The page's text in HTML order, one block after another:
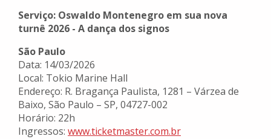
Serviço: Oswaldo Montenegro em sua nova
turnê 2026 - A dança dos signos
São Paulo
Data: 14/03/2026
Local: Tokio Marine Hall
Endereço: R. Bragança Paulista, 1281 – Várzea de
Baixo, São Paulo – SP, 04727-002
Horário: 22h
Ingressos: www.ticketmaster.com.br